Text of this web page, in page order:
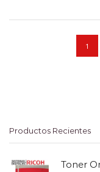
1
Productos Recientes
Toner